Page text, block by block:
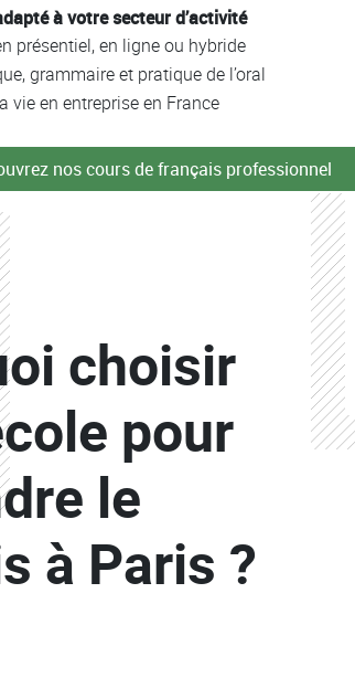
à votre secteur d’activité
présentiel, en ligne ou hybride
grammaire et pratique de l’oral
vie en entreprise en France
nos cours de français professionnel
choisir
pour
le
à Paris ?